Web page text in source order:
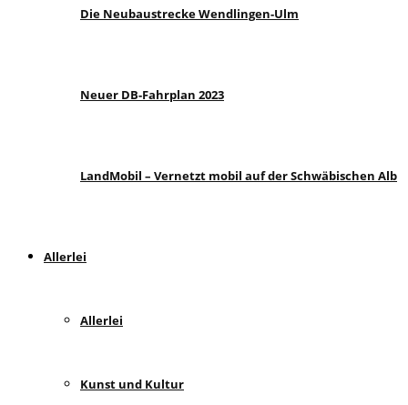
Die Neubaustrecke Wendlingen-Ulm
Neuer DB-Fahrplan 2023
LandMobil – Vernetzt mobil auf der Schwäbischen Alb
Allerlei
Allerlei
Kunst und Kultur